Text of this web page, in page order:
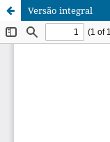
Versão integral